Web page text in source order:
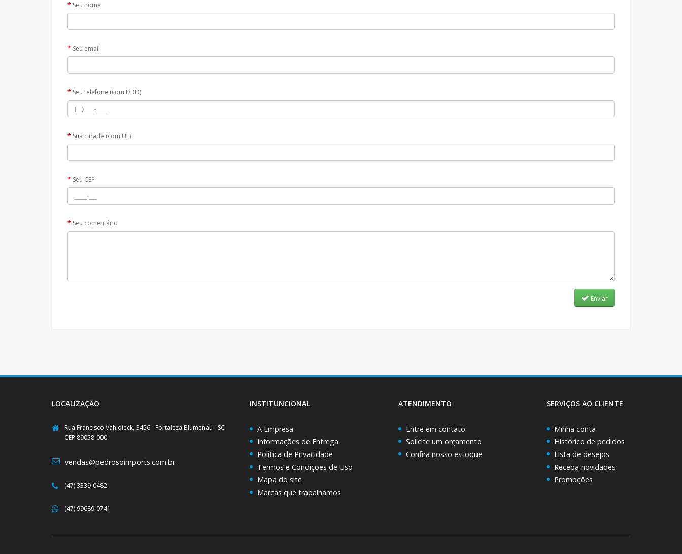
Seu nome
Seu email
Seu telefone (com DDD)
Sua cidade (com UF)
Seu CEP
Seu comentário
Enviar
LOCALIZAÇÃO
Rua Francisco Vahldieck, 3456 - Fortaleza Blumenau - SC
CEP 89058-000
vendas@pedrosoimports.com.br
(47) 3339-0482
(47) 99689-0741
INSTITUNCIONAL
A Empresa
Informações de Entrega
Política de Privacidade
Termos e Condições de Uso
Mapa do site
Marcas que trabalhamos
ATENDIMENTO
Entre em contato
Solicite um orçamento
Confira nosso estoque
SERVIÇOS AO CLIENTE
Minha conta
Histórico de pedidos
Lista de desejos
Receba novidades
Promoções